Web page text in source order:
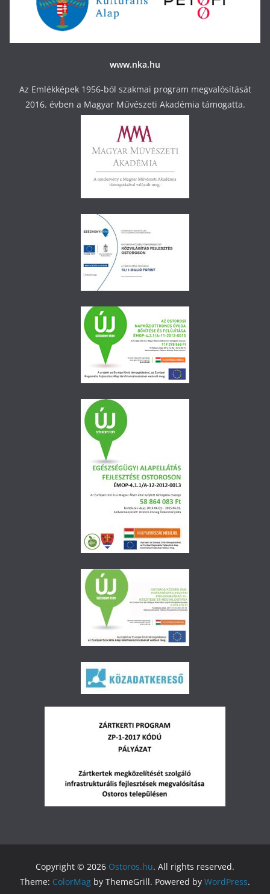
www.nka.hu
Az Emlékképek 1956-ból szakmai program megvalósítását
2016. évben a Magyar Művészeti Akadémia támogatta.
Copyright © 2026 Ostoros.hu. All rights reserved.
Theme: ColorMag by ThemeGrill. Powered by WordPress.